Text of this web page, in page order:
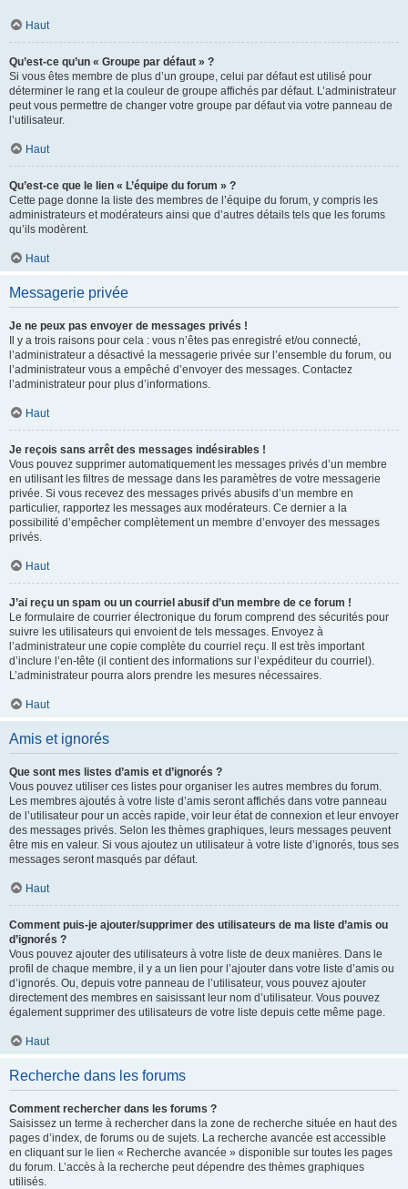
Haut
Qu’est-ce qu’un « Groupe par défaut » ?
Si vous êtes membre de plus d’un groupe, celui par défaut est utilisé pour
déterminer le rang et la couleur de groupe affichés par défaut. L’administrateur
peut vous permettre de changer votre groupe par défaut via votre panneau de
l’utilisateur.
Haut
Qu’est-ce que le lien « L’équipe du forum » ?
Cette page donne la liste des membres de l’équipe du forum, y compris les
administrateurs et modérateurs ainsi que d’autres détails tels que les forums
qu’ils modèrent.
Haut
Messagerie privée
Je ne peux pas envoyer de messages privés !
Il y a trois raisons pour cela : vous n’êtes pas enregistré et/ou connecté,
l’administrateur a désactivé la messagerie privée sur l’ensemble du forum, ou
l’administrateur vous a empêché d’envoyer des messages. Contactez
l’administrateur pour plus d’informations.
Haut
Je reçois sans arrêt des messages indésirables !
Vous pouvez supprimer automatiquement les messages privés d’un membre
en utilisant les filtres de message dans les paramètres de votre messagerie
privée. Si vous recevez des messages privés abusifs d’un membre en
particulier, rapportez les messages aux modérateurs. Ce dernier a la
possibilité d’empêcher complètement un membre d’envoyer des messages
privés.
Haut
J’ai reçu un spam ou un courriel abusif d’un membre de ce forum !
Le formulaire de courrier électronique du forum comprend des sécurités pour
suivre les utilisateurs qui envoient de tels messages. Envoyez à
l’administrateur une copie complète du courriel reçu. Il est très important
d’inclure l’en-tête (il contient des informations sur l’expéditeur du courriel).
L’administrateur pourra alors prendre les mesures nécessaires.
Haut
Amis et ignorés
Que sont mes listes d’amis et d’ignorés ?
Vous pouvez utiliser ces listes pour organiser les autres membres du forum.
Les membres ajoutés à votre liste d’amis seront affichés dans votre panneau
de l’utilisateur pour un accès rapide, voir leur état de connexion et leur envoyer
des messages privés. Selon les thèmes graphiques, leurs messages peuvent
être mis en valeur. Si vous ajoutez un utilisateur à votre liste d’ignorés, tous ses
messages seront masqués par défaut.
Haut
Comment puis-je ajouter/supprimer des utilisateurs de ma liste d’amis ou
d’ignorés ?
Vous pouvez ajouter des utilisateurs à votre liste de deux manières. Dans le
profil de chaque membre, il y a un lien pour l’ajouter dans votre liste d’amis ou
d’ignorés. Ou, depuis votre panneau de l’utilisateur, vous pouvez ajouter
directement des membres en saisissant leur nom d’utilisateur. Vous pouvez
également supprimer des utilisateurs de votre liste depuis cette même page.
Haut
Recherche dans les forums
Comment rechercher dans les forums ?
Saisissez un terme à rechercher dans la zone de recherche située en haut des
pages d’index, de forums ou de sujets. La recherche avancée est accessible
en cliquant sur le lien « Recherche avancée » disponible sur toutes les pages
du forum. L’accès à la recherche peut dépendre des thèmes graphiques
utilisés.